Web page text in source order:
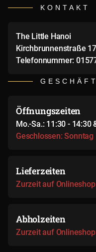
KONTAKT
The Little Hanoi
Kirchbrunnenstraße
Telefonnummer:
Öffnungszeiten
Mo.-Sa.: 11:30 - 14:30
Geschlossen: Sonntag
Lieferzeiten
Zurzeit auf
Abholzeiten
Zurzeit auf